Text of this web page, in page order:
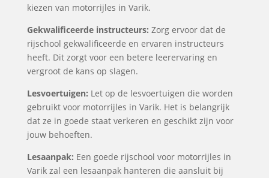
kiezen van motorrijles in Varik.
Gekwalificeerde instructeurs: Zorg ervoor dat de
rijschool gekwalificeerde en ervaren instructeurs
heeft. Dit zorgt voor een betere leerervaring en
vergroot de kans op slagen.
Lesvoertuigen: Let op de lesvoertuigen die worden
gebruikt voor motorrijles in Varik. Het is belangrijk
dat ze in goede staat verkeren en geschikt zijn voor
jouw behoeften.
Lesaanpak: Een goede rijschool voor motorrijles in
Varik zal een lesaanpak hanteren die aansluit bij